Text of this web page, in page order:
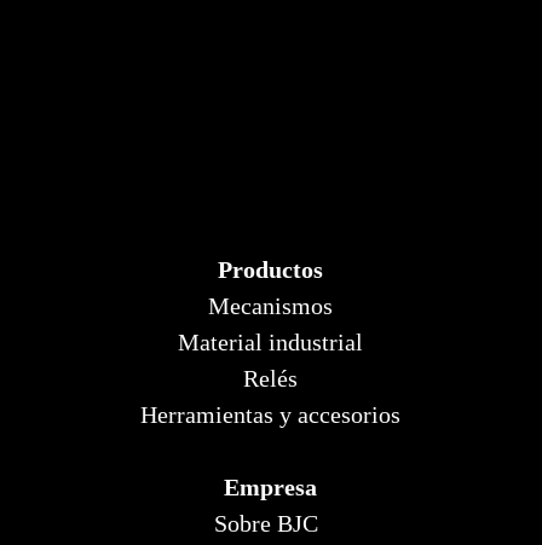
Productos
Mecanismos
Material industrial
Relés
Herramientas y accesorios
Empresa
Sobre BJC